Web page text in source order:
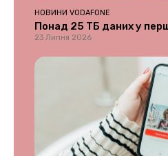
НОВИНИ VODAFONE
Понад 25 ТБ даних у
23 Липня 2026